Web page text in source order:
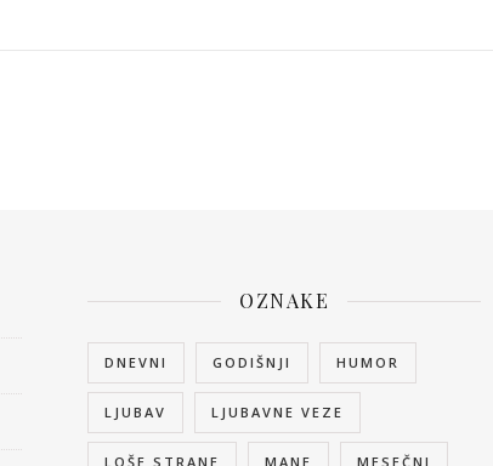
OZNAKE
DNEVNI GODIŠNJI HUMOR
LJUBAV LJUBAVNE VEZE
LOŠE STRANE MANE MESEČNI